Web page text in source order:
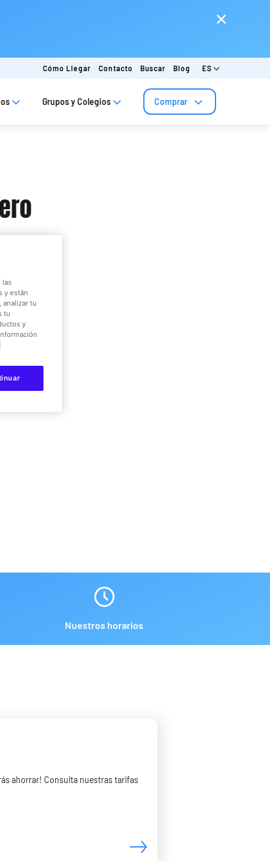
Cómo Llegar Contacto Buscar Blog ES
Grupos y Colegios Comprar
Nuestros horarios
ahorrar! Consulta nuestras tarifas
las
y están
analizar tu
tu
y